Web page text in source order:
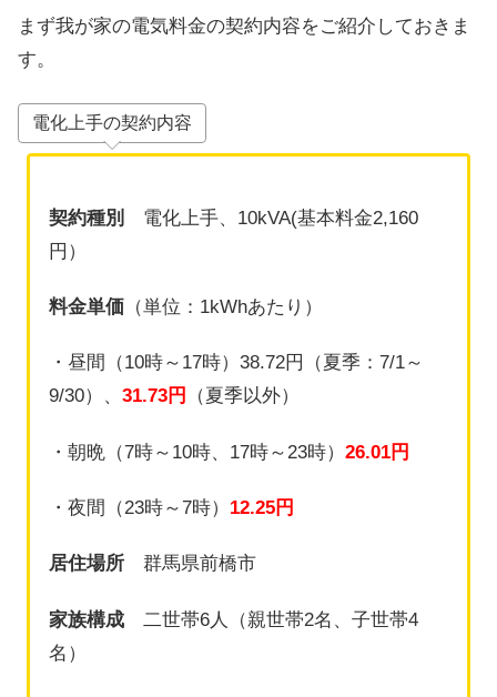
まず我が家の電気料金の契約内容をご紹介しておきま
す。
電化上手の契約内容
契約種別
電化上手、10kVA(基本料金2,160
円）
料金単価 （単位：1kWhあたり）
・昼間（10時～17時）38.72円（夏季：7/1～
9/30）、31.73円 （夏季以外）
・朝晩（7時～10時、17時～23時）26.01円
・夜間（23時～7時） 12.25円
居住場所 群馬県前橋市
家族構成 二世帯6人（親世帯2名、子世帯4
名）